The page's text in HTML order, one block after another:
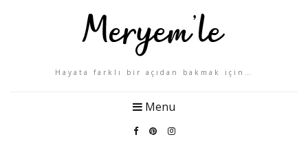
Hayata farklı bir açıdan bakmak için…
Menu